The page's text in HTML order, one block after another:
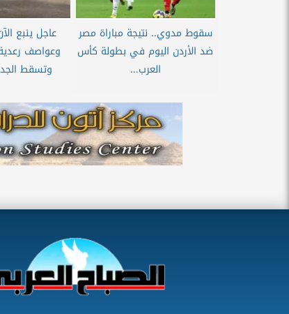
سقوط مدوي.. نتيجة مباراة مصر
ضد الأردن اليوم في بطولة كأس
العرب...
عاجل ينبع
وعواصف
وتسقط